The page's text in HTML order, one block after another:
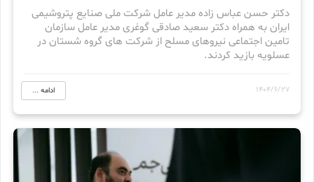
دکتر حسن عباس زاده مدیر عامل شرکت ملی صنایع پتروشیمی
ایران به همراه دکتر سعید صادقی گوغری مدیر عامل سازمان
تامین اجتماعی نیروهای مسلح از شرکت های گروه شستان در
عسلویه بازید کردند.
1404/6/27 ادامه ...